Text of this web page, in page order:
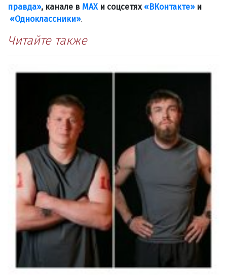
правда», канале в МАХи соцсетях «ВКонтакте»и
«Одноклассники».
Читайте также